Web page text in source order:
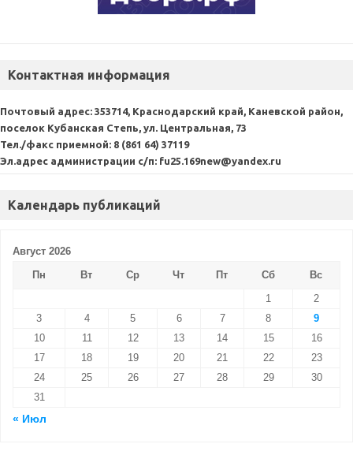
Контактная информация
Почтовый адрес: 353714, Краснодарский край, Каневской район,
поселок Кубанская Степь, ул. Центральная, 73
Тел./факс приемной: 8 (861 64) 37119
Эл.адрес администрации с/п: fu25.169new@yandex.ru
Календарь публикаций
Август 2026
Пн
Вт Ср Чт Пт Сб
Вс
1
2
3
4 5 6 7 8
9
10
11 12 13 14 15
16
17
18 19 20 21 22
23
24
25 26 27 28 29
30
31
« Июл